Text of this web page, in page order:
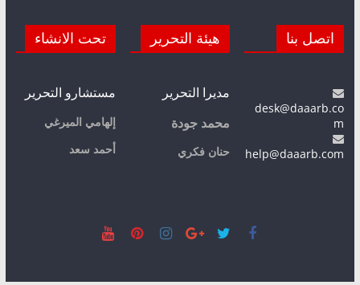
اتصل بنا
desk@daaarb.co
m
help@daaarb.com
هيئة التحرير
مديرا التحرير
محمد جودة
حنان فكري
تحت الانشاء
مستشارو التحرير
إلهامي الميرغي
أحمد سعد